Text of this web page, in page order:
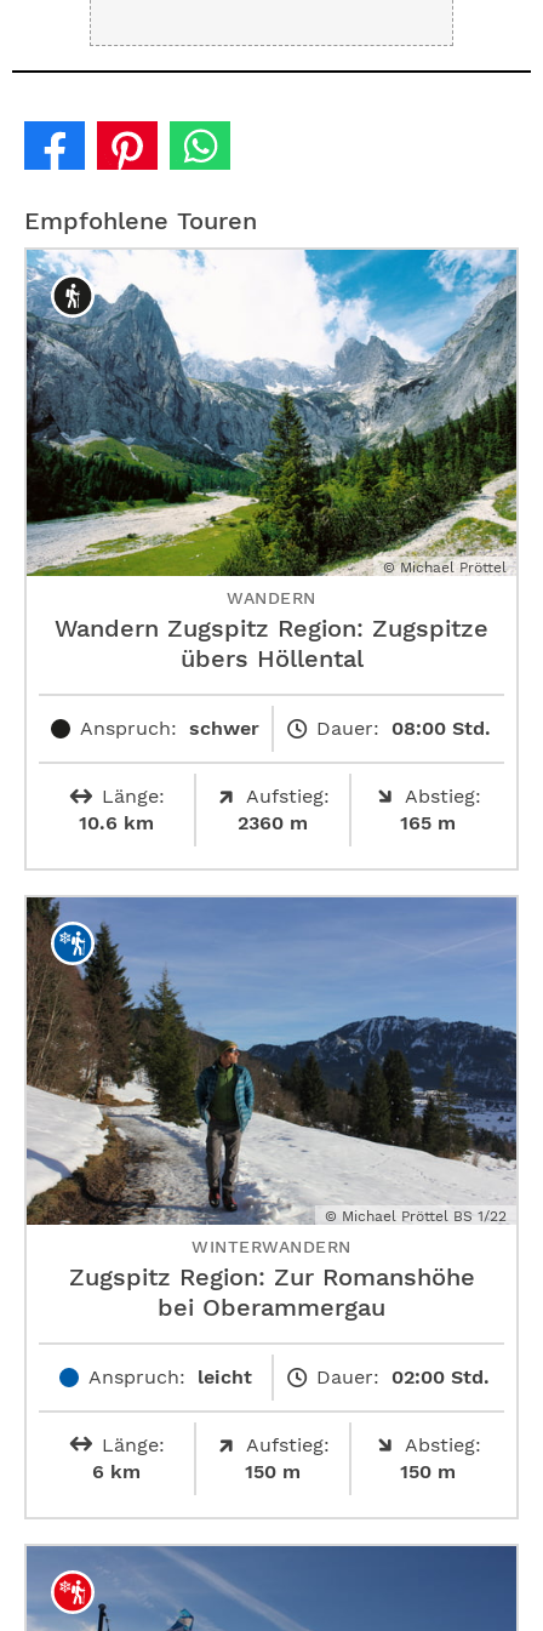
Empfohlene Touren
© Michael Pröttel
WANDERN
Wandern Zugspitz Region: Zugspitze
übers Höllental
Anspruch: schwer Dauer: 08:00 Std.
Länge:
10.6 km
Aufstieg:
2360 m
Abstieg:
165 m
© Michael Pröttel BS 1/22
WINTERWANDERN
Zugspitz Region: Zur Romanshöhe
bei Oberammergau
Anspruch: leicht Dauer: 02:00 Std.
Länge:
6 km
Aufstieg:
150 m
Abstieg:
150 m